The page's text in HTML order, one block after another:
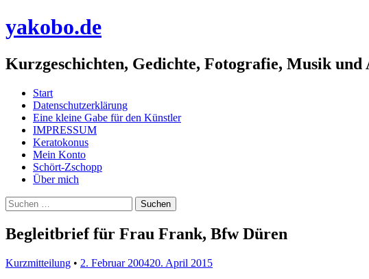
yakobo.de
Kurzgeschichten, Gedichte, Fotografie, Musik
Menü
Zum
Inhalt
springen
Start
Datenschutzerklärung
Eine kleine Gabe für den Künstler
IMPRESSUM
Keratokonus
Mein Konto
Schört-Zschopp
Über mich
Suchen
nach:
Begleitbrief für Frau Frank, Bfw Düren
Kurzmitteilung • 2. Februar 200420. April 2015